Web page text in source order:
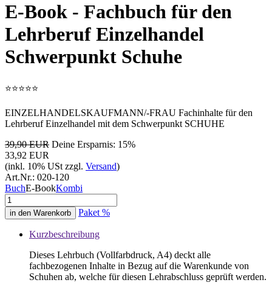
E-Book - Fachbuch für den
Lehrberuf Einzelhandel
Schwerpunkt Schuhe
⭐⭐⭐⭐⭐
EINZELHANDELSKAUFMANN/-FRAU Fachinhalte für den
Lehrberuf Einzelhandel mit dem Schwerpunkt SCHUHE
39,90 EUR Deine Ersparnis: 15%
33,92 EUR
(inkl. 10% USt zzgl. Versand)
Art.Nr.: 020-120
BuchE-BookKombi
Paket %
Kurzbeschreibung
Dieses Lehrbuch (Vollfarbdruck, A4) deckt alle
fachbezogenen Inhalte in Bezug auf die Warenkunde von
Schuhen ab, welche für diesen Lehrabschluss geprüft werden.